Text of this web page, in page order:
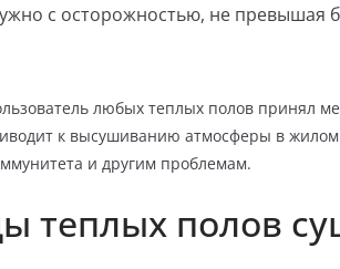
с осторожностью, не превышая
любых теплых полов принял
к высушиванию атмосферы в
и другим проблемам.
теплых полов